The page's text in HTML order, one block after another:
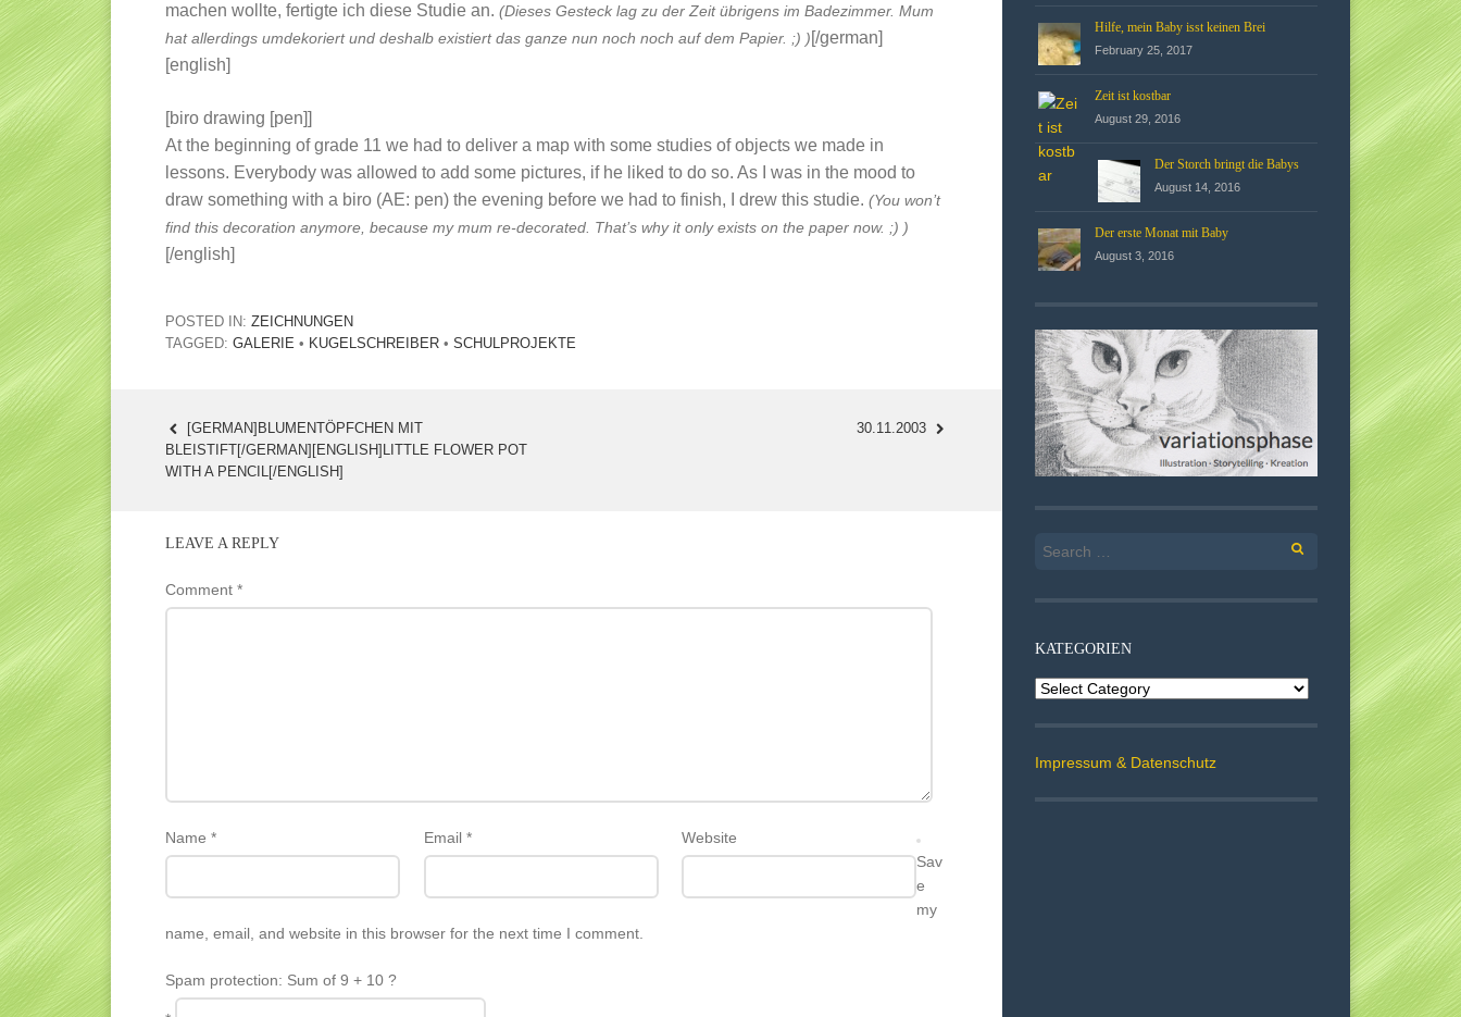
machen wollte, fertigte ich diese Studie an. (Dieses Gesteck lag zu der Zeit übrigens im Badezimmer. Mum
hat allerdings umdekoriert und deshalb existiert das ganze nun noch noch auf dem Papier. ;) )[/german]
[english]
[biro drawing [pen]]
At the beginning of grade 11 we had to deliver a map with some studies of objects we made in
lessons. Everybody was allowed to add some pictures, if he liked to do so. As I was in the mood to
draw something with a biro (AE: pen) the evening before we had to finish, I drew this studie. (You won’t
find this decoration anymore, because my mum re-decorated. That’s why it only exists on the paper now. ;) )
[/english]
POSTED IN: ZEICHNUNGEN
TAGGED: GALERIE • KUGELSCHREIBER • SCHULPROJEKTE
POST
NAVIGATION
[GERMAN]BLUMENTÖPFCHEN MIT
BLEISTIFT[/GERMAN][ENGLISH]LITTLE FLOWER POT
WITH A PENCIL[/ENGLISH]
30.11.2003
LEAVE A REPLY
Comment *
Name * Email *
Website
Sav
e
my
name, email, and website in this browser for the next time I comment.
Spam protection: Sum of 9 + 10 ?
Hilfe, mein Baby isst keinen Brei
February 25, 2017
Zeit ist kostbar
August 29, 2016
Der Storch bringt die Babys
August 14, 2016
Der erste Monat mit Baby
August 3, 2016
Search
KATEGORIEN
Kategorien
Impressum & Datenschutz